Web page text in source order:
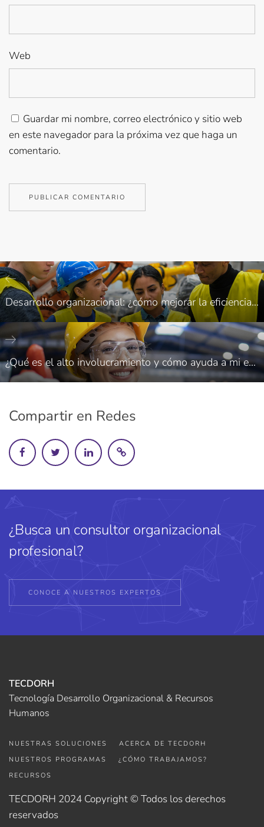
Web
Guardar mi nombre, correo electrónico y sitio web
en este navegador para la próxima vez que haga un
comentario.
Desarrollo organizacional: ¿cómo mejorar la eficiencia, productividad y desarrollo de tu equipo en Saltillo?
¿Qué es el alto involucramiento y cómo ayuda a mi empresa en Saltillo?
Compartir en Redes
¿Busca un consultor organizacional
profesional?
CONOCE A NUESTROS EXPERTOS
TECDORH
Tecnología Desarrollo Organizacional & Recursos
Humanos
NUESTRAS SOLUCIONES
ACERCA DE TECDORH
NUESTROS PROGRAMAS
¿CÓMO TRABAJAMOS?
RECURSOS
TECDORH 2024 Copyright © Todos los derechos
reservados